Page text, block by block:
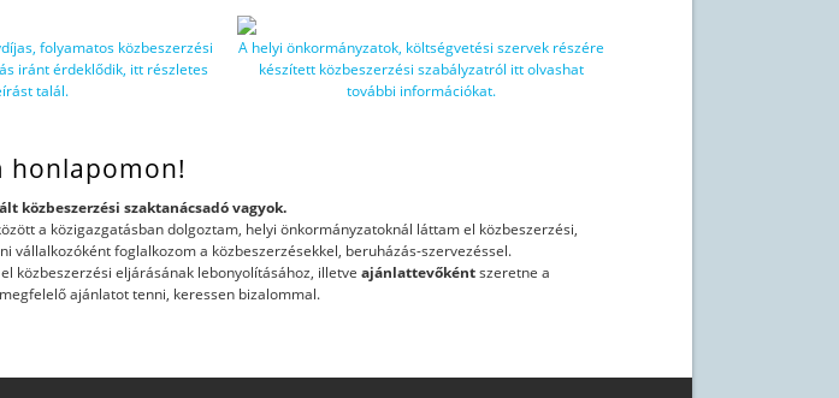
folyamatos közbeszerzési
iránt érdeklődik, itt részletes
talál.
A helyi önkormányzatok, költségvetési szervek részére
készített közbeszerzési szabályzatról itt olvashat
további információkat.
honlapomon!
közbeszerzési szaktanácsadó vagyok.
a közigazgatásban dolgoztam, helyi önkormányzatoknál láttam el közbeszerzési,
foglalkozom a közbeszerzésekkel, beruházás-szervezéssel.
közbeszerzési eljárásának lebonyolításához, illetve ajánlattevőkéntszeretne a
ajánlatot tenni, keressen bizalommal.